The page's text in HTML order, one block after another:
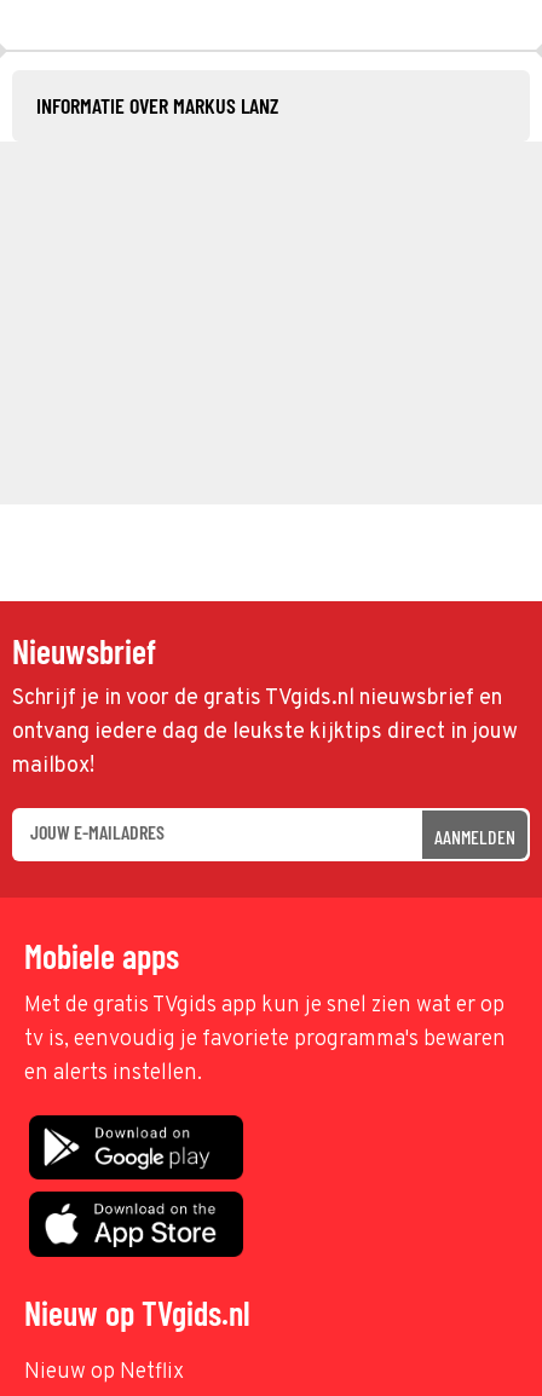
INFORMATIE OVER MARKUS LANZ
Nieuwsbrief
Schrijf je in voor de gratis TVgids.nl nieuwsbrief en
ontvang iedere dag de leukste kijktips direct in jouw
mailbox!
AANMELDEN
Mobiele apps
Met de gratis TVgids app kun je snel zien wat er op
tv is, eenvoudig je favoriete programma's bewaren
en alerts instellen.
Nieuw op TVgids.nl
Nieuw op Netflix